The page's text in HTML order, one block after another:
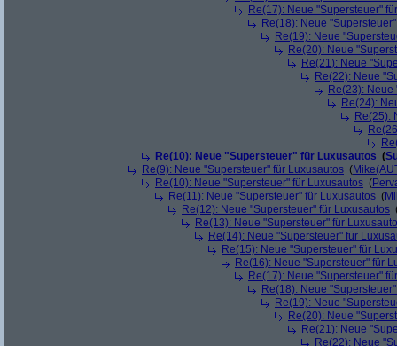
Re(17): Neue "Supersteuer"
Re(18): Neue
Re(19): Neue
Re(20): Neue
Re(21): Neue
Re(22): Neue
Re(23):
Re(24):
Re(25):
Re(10): Neue "Supersteuer" für Luxusautos (
Re(9): Neue "Supersteuer" für Luxusautos (
Re(10): Neue "Supersteuer" für Luxusautos (
Re(11): Neue "Supersteuer" für Luxusautos (
Re(12): Neue "Supersteuer" für Luxusautos
Re(13): Neue "Supersteuer" für
Re(14): Neue "Supersteuer" für
Re(15): Neue "Supersteuer" für
Re(16): Neue "Supersteuer" für
Re(17): Neue "Supersteuer"
Re(18): Neue
Re(19): Neue
Re(20): Neue
Re(21): Neue
Re(22): Neue